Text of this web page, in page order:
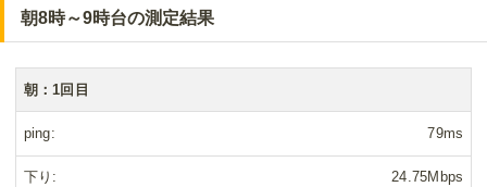
朝8時～9時台の測定結果
朝：1回目
ping 79ms
下り 24.75Mbps